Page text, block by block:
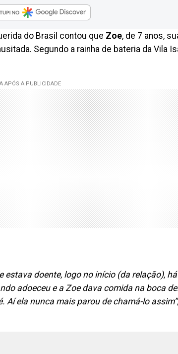
do Brasil contou que Zoe, de 7 anos,
Segundo a rainha de bateria da Vila
estava doente, logo no início (da relação),
adoeceu e a Zoe dava comida na boca
Aí ela nunca mais parou de chamá-lo assim”,